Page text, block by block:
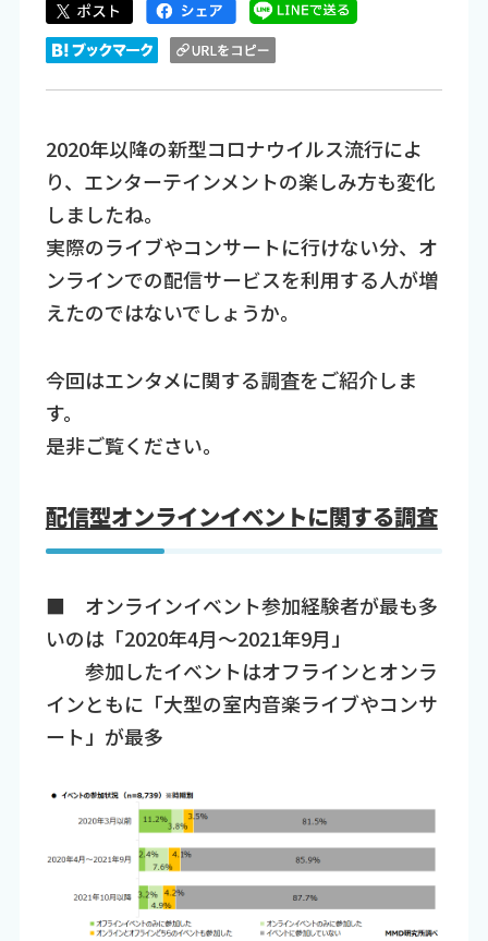
2020年以降の新型コロナウイルス流行によ
り、エンターテインメントの楽しみ方も変化
しましたね。
実際のライブやコンサートに行けない分、オ
ンラインでの配信サービスを利用する人が増
えたのではないでしょうか。
今回はエンタメに関する調査をご紹介しま
す。
是非ご覧ください。
配信型オンラインイベントに関する調査
■ オンラインイベント参加経験者が最も多
いのは「2020年4月～2021年9月」
参加したイベントはオフラインとオンラ
インともに「大型の室内音楽ライブやコンサ
ート」が最多